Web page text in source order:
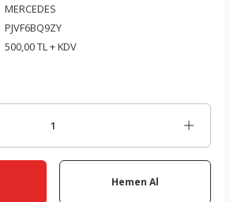
MERCEDES
PJVF6BQ9ZY
500,00 TL + KDV
Hemen Al